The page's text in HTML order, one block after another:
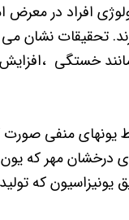
افراد در معرض
تحقیقات نشان
مانند خستگی
منفی صورت
درخشان مهر که یون
که